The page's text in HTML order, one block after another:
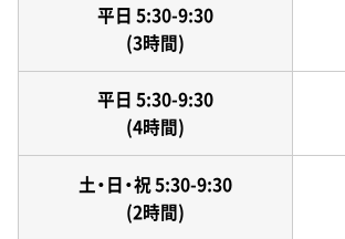
平日 5:30-9:30
(3時間)
平日 5:30-9:30
(4時間)
土・日・祝 5:30-9:30
(2時間)